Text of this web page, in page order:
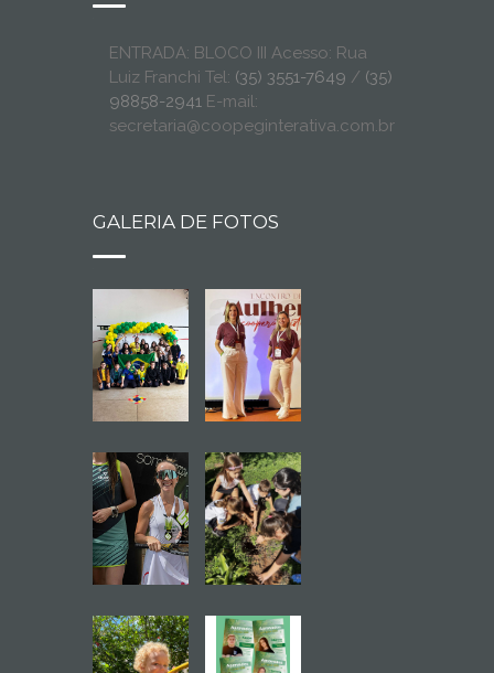
ENTRADA: BLOCO III Acesso: Rua
Luiz Franchi Tel: (35) 3551-7649 / (35)
98858-2941 E-mail:
secretaria@coopeginterativa.com.br
GALERIA DE FOTOS